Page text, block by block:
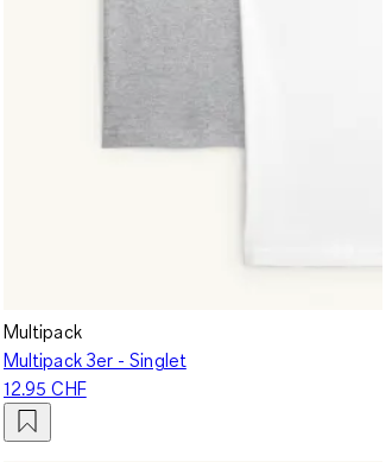
Multipack
Multipack 3er - Singlet
12.95 CHF